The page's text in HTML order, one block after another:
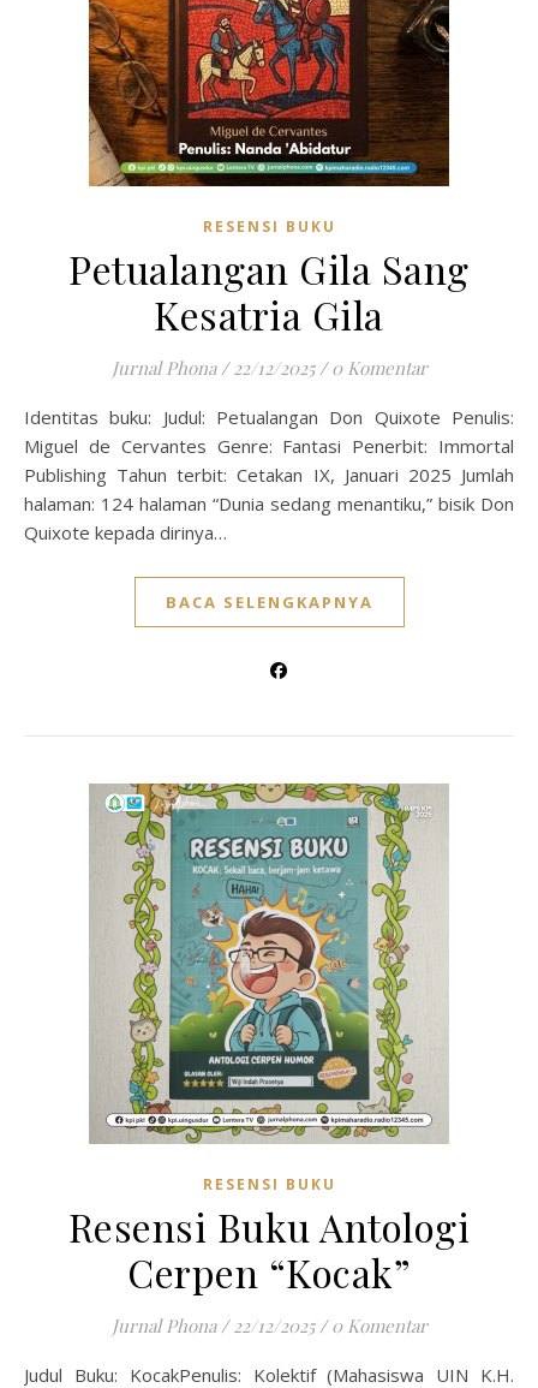
RESENSI BUKU
Petualangan Gila Sang
Kesatria Gila
Jurnal Phona / 22/12/2025 / 0 Komentar
Identitas buku: Judul: Petualangan Don Quixote Penulis:
Miguel de Cervantes Genre: Fantasi Penerbit: Immortal
Publishing Tahun terbit: Cetakan IX, Januari 2025 Jumlah
halaman: 124 halaman “Dunia sedang menantiku,” bisik Don
Quixote kepada dirinya…
BACA SELENGKAPNYA
RESENSI BUKU
Resensi Buku Antologi
Cerpen “Kocak”
Jurnal Phona / 22/12/2025 / 0 Komentar
Judul Buku: KocakPenulis: Kolektif (Mahasiswa UIN K.H.